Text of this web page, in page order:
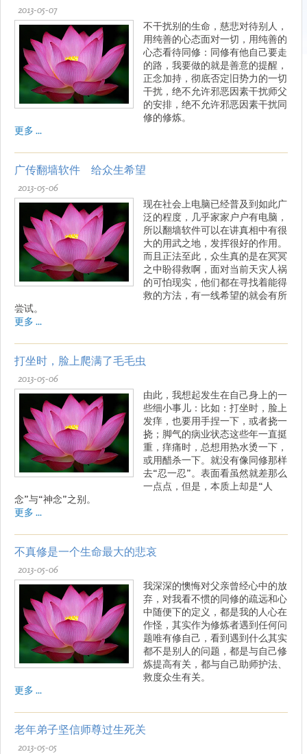
2013-05-07
不干扰别的生命，慈悲对待别人，
用纯善的心态面对一切，用纯善的
心态看待同修：同修有他自己要走
的路，我要做的就是善意的提醒，
正念加持，彻底否定旧势力的一切
干扰，绝不允许邪恶因素干扰师父
的安排，绝不允许邪恶因素干扰同
修的修炼。
更多 ...
广传翻墙软件 给众生希望
2013-05-06
现在社会上电脑已经普及到如此广
泛的程度，几乎家家户户有电脑，
所以翻墙软件可以在讲真相中有很
大的用武之地，发挥很好的作用。
而且正法至此，众生真的是在冥冥
之中盼得救啊，面对当前天灾人祸
的可怕现实，他们都在寻找着能得
救的方法，有一线希望的就会有所
尝试。
更多 ...
打坐时，脸上爬满了毛毛虫
2013-05-06
由此，我想起发生在自己身上的一
些细小事儿：比如：打坐时，脸上
发痒，也要用手捏一下，或者挠一
挠；脚气的病业状态这些年一直挺
重，痒痛时，总想用热水烫一下，
或用醋杀一下。就没有像同修那样
去“忍一忍”。表面看虽然就差那么
一点点，但是，本质上却是“人
念”与“神念”之别。
更多 ...
不真修是一个生命最大的悲哀
2013-05-06
我深深的懊悔对父亲曾经心中的放
弃，对我看不惯的同修的疏远和心
中随便下的定义，都是我的人心在
作怪，其实作为修炼者遇到任何问
题唯有修自己，看到遇到什么其实
都不是别人的问题，都是与自己修
炼提高有关，都与自己助师护法、
救度众生有关。
更多 ...
老年弟子坚信师尊过生死关
2013-05-05